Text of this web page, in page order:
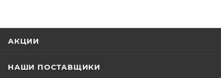
АКЦИИ
НАШИ ПОСТАВЩИКИ